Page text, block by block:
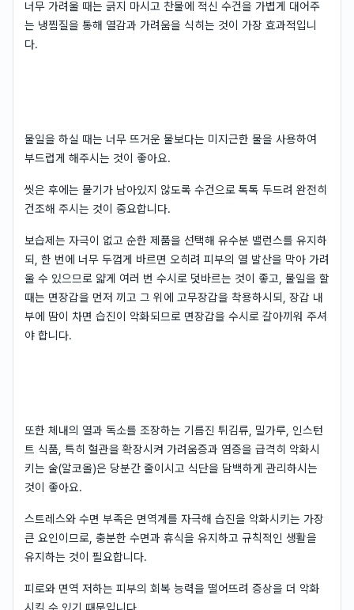
너무 가려울 때는 긁지 마시고 찬물에 적신 수건을 가볍게 대어주
는 냉찜질을 통해 열감과 가려움을 식히는 것이 가장 효과적입니
다.
물일을 하실 때는 너무 뜨거운 물보다는 미지근한 물을 사용하여
부드럽게 해주시는 것이 좋아요.
씻은 후에는 물기가 남아있지 않도록 수건으로 톡톡 두드려 완전히
건조해 주시는 것이 중요합니다.
보습제는 자극이 없고 순한 제품을 선택해 유수분 밸런스를 유지하
되, 한 번에 너무 두껍게 바르면 오히려 피부의 열 발산을 막아 가려
울 수 있으므로 얇게 여러 번 수시로 덧바르는 것이 좋고, 물일을 할
때는 면장갑을 먼저 끼고 그 위에 고무장갑을 착용하시되, 장갑 내
부에 땀이 차면 습진이 악화되므로 면장갑을 수시로 갈아끼워 주셔
야 합니다.
또한 체내의 열과 독소를 조장하는 기름진 튀김류, 밀가루, 인스턴
트 식품, 특히 혈관을 확장시켜 가려움증과 염증을 급격히 악화시
키는 술(알코올)은 당분간 줄이시고 식단을 담백하게 관리하시는
것이 좋아요.
스트레스와 수면 부족은 면역계를 자극해 습진을 악화시키는 가장
큰 요인이므로, 충분한 수면과 휴식을 유지하고 규칙적인 생활을
유지하는 것이 필요합니다.
피로와 면역 저하는 피부의 회복 능력을 떨어뜨려 증상을 더 악화
시킬 수 있기 때문입니다.